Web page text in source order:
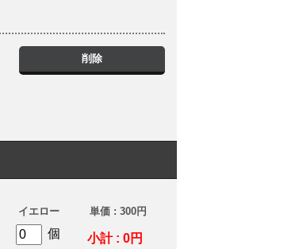
削除
イエロー
個
単価 : 300円
小計 : 0円